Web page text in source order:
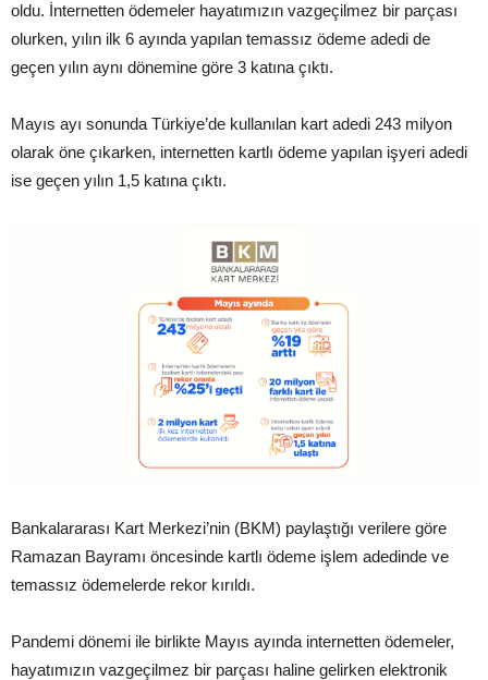
oldu. İnternetten ödemeler hayatımızın vazgeçilmez bir parçası
olurken, yılın ilk 6 ayında yapılan temassız ödeme adedi de
geçen yılın aynı dönemine göre 3 katına çıktı.
Mayıs ayı sonunda Türkiye’de kullanılan kart adedi 243 milyon
olarak öne çıkarken, internetten kartlı ödeme yapılan işyeri adedi
ise geçen yılın 1,5 katına çıktı.
Bankalararası Kart Merkezi’nin (BKM) paylaştığı verilere göre
Ramazan Bayramı öncesinde kartlı ödeme işlem adedinde ve
temassız ödemelerde rekor kırıldı.
Pandemi dönemi ile birlikte Mayıs ayında internetten ödemeler,
hayatımızın vazgeçilmez bir parçası haline gelirken elektronik